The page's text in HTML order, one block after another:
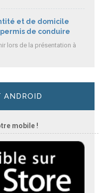
et de domicile
de conduire
lors de la présentation à
ANDROID
mobile !